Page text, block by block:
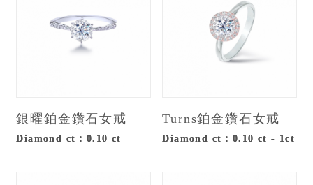
銀曜鉑金鑽石女戒
Diamond ct：0.10 ct
Turns鉑金鑽石女戒
Diamond ct：0.10 ct - 1ct